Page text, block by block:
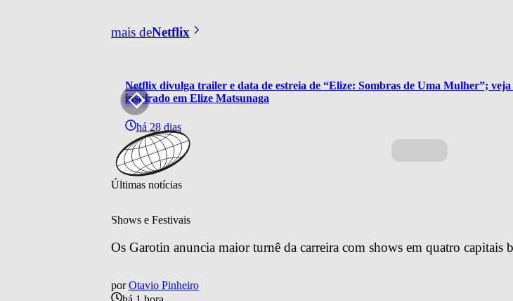
mais deNetflix
Netflix divulga trailer e data de estreia de “Elize: Sombras de Uma Mulher”; veja
inspirado em Elize Matsunaga
há 28 dias
Últimas notícias
Shows e Festivais
Os Garotin anuncia maior turnê da carreira com shows em quatro capitais
por Otavio Pinheiro